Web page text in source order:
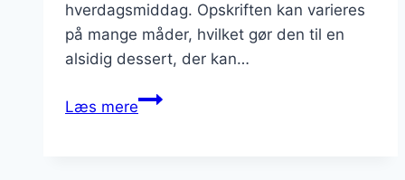
hverdagsmiddag. Opskriften kan varieres
på mange måder, hvilket gør den til en
alsidig dessert, der kan…
Læs mereCitrontærte